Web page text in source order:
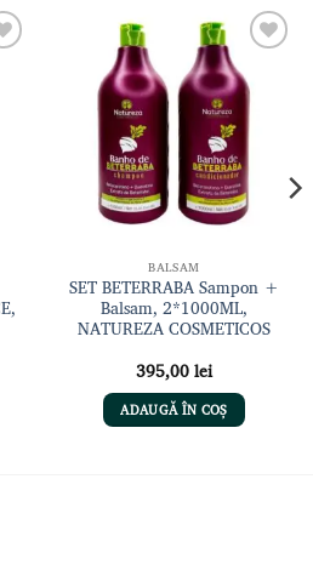
Adaugă
la lista
dorințe
BALSAM
SET BETERRABA Sampon +
Balsam, 2*1000ML,
NATUREZA COSMETICOS
395,00lei
ADAUGĂ ÎN COȘ